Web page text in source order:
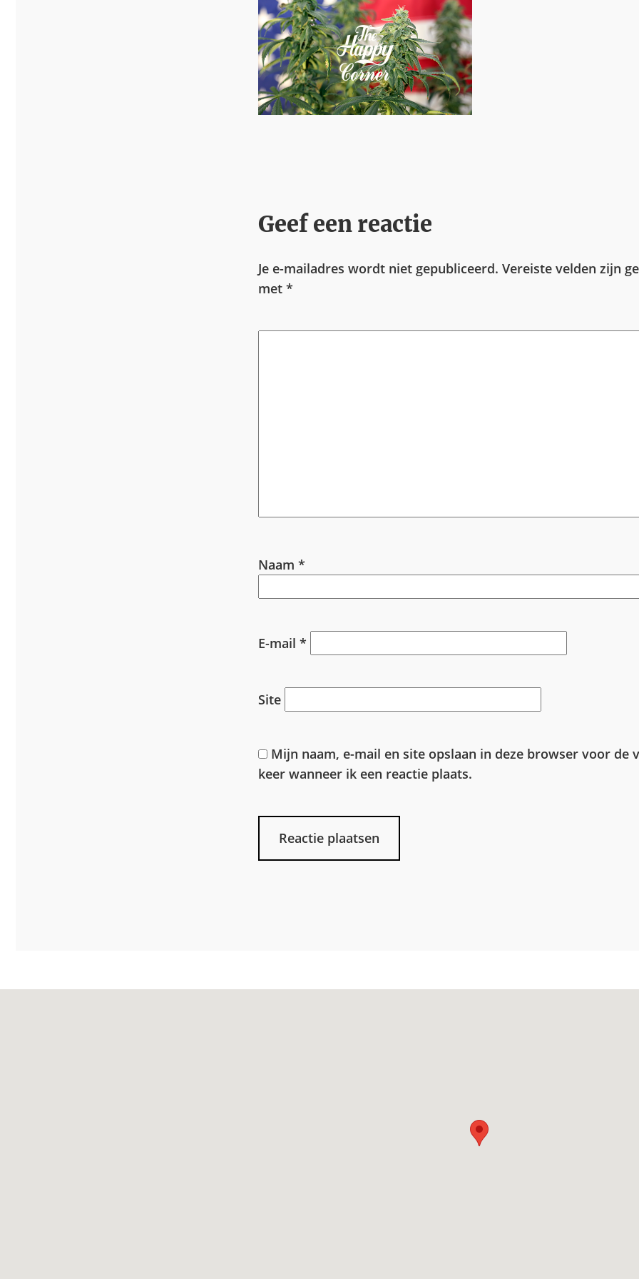
Geef een reactie
Je e-mailadres wordt niet gepubliceerd. Vereiste velden zijn
met *
Naam *
E-mail *
Site
Mijn naam, e-mail en site opslaan in deze browser voor de
keer wanneer ik een reactie plaats.